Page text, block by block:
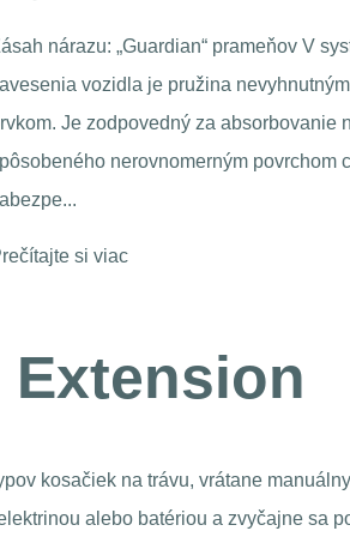
stabilnej prevádzky
Princípy dôležitosti a návrhu systému
je kľúčovým prostriedkom na
kontaktu medzi mechanickými
odporu trenia. Pre zostavy
si viac
kosačiek na trávu, vrátane
alebo batériou a zvyčajne sa